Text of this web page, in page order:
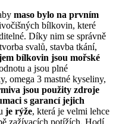
maso bylo na prvním
bílkovin, které
Díky nim se správně
svalů, stavba tkání,
bílkovin jsou mořské
a jsou plné
omega 3 mastné kyseliny,
jsou použity zdroje
s garancí jejich
je rýže, která je velmi lehce
zažívacích potížích. Hodí